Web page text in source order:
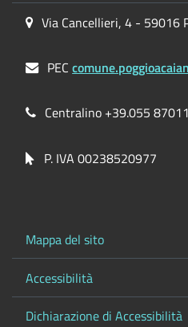
Via Cancellieri, 4 - 59016
PEC
Centralino +39.055 87011
P. IVA 00238520977
Mappa del sito
Accessibilità
Dichiarazione di Accessibilità